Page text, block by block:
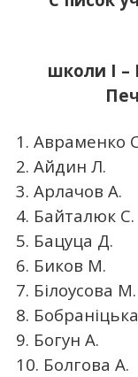
школи І –
1. Авраменко
2. Айдин Л.
3. Арлачов А.
4. Байталюк С.
5. Бацуца Д.
6. Биков М.
7. Білоусова М.
8.
9. Богун А.
10. Болгова А.